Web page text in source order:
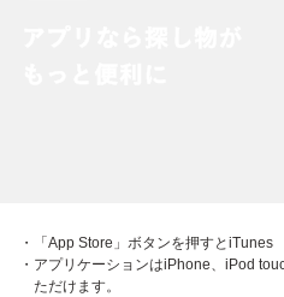
・「App Store」ボタンを押すとiTunes
・アプリケーションはiPhone、iPod
ただけます。